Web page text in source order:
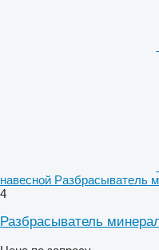
навесной Разбрасыватель
4
Разбрасыватель